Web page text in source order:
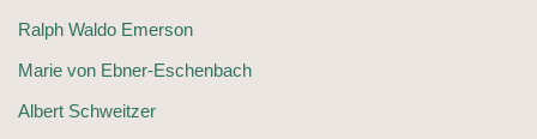
Ralph Waldo Emerson
Marie von Ebner-Eschenbach
Albert Schweitzer